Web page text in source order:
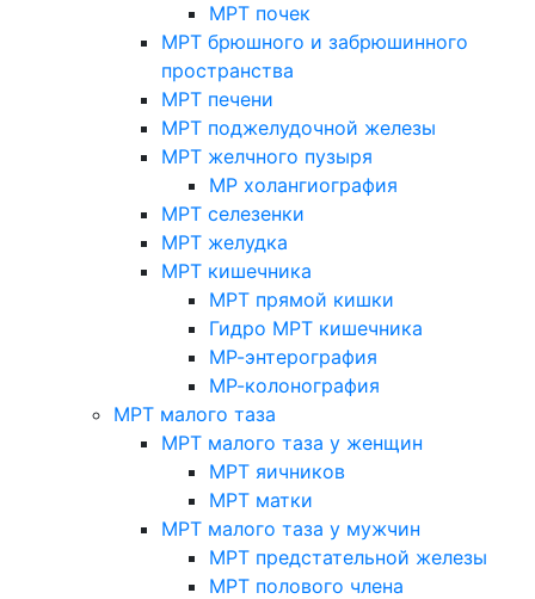
МРТ почек
МРТ брюшного и забрюшинного
пространства
МРТ печени
МРТ поджелудочной железы
МРТ желчного пузыря
МР холангиография
МРТ селезенки
МРТ желудка
МРТ кишечника
МРТ прямой кишки
Гидро МРТ кишечника
МР-энтерография
МР-колонография
МРТ малого таза
МРТ малого таза у женщин
МРТ яичников
МРТ матки
МРТ малого таза у мужчин
МРТ предстательной железы
МРТ полового члена